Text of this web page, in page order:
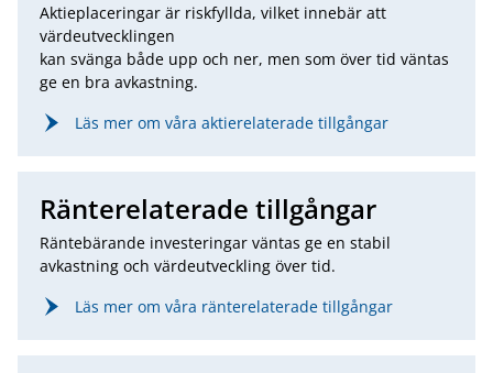
Aktieplaceringar är riskfyllda, vilket innebär att
värdeutvecklingen
kan svänga både upp och ner, men som över tid väntas
ge en bra avkastning.
Läs mer om våra aktierelaterade tillgångar
Ränterelaterade tillgångar
Räntebärande investeringar väntas ge en stabil
avkastning och värdeutveckling över tid.
Läs mer om våra ränterelaterade tillgångar